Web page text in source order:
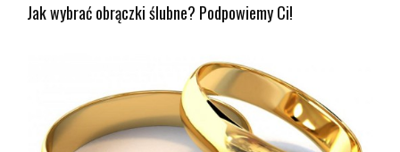
Jak wybrać obrączki ślubne? Podpowiemy Ci!